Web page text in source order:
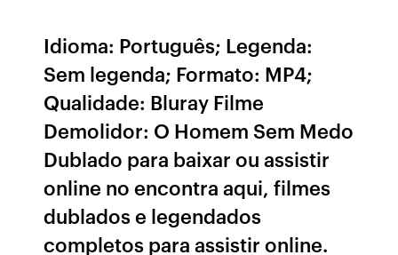
Idioma: Português; Legenda:
Sem legenda; Formato: MP4;
Qualidade: Bluray Filme
Demolidor: O Homem Sem Medo
Dublado para baixar ou assistir
online no encontra aqui, filmes
dublados e legendados
completos para assistir online.